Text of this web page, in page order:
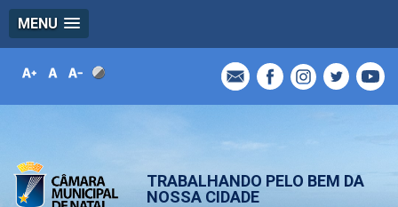
MENU
TRABALHANDO PELO BEM DA
NOSSA CIDADE